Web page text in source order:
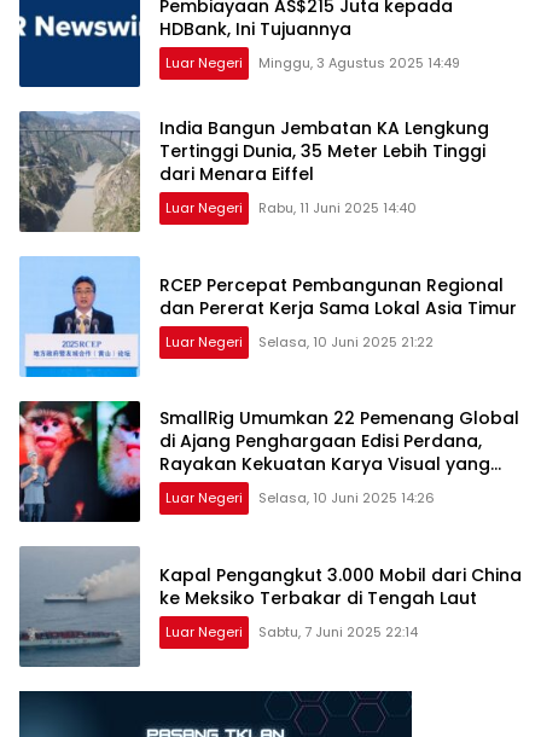
Pembiayaan AS$215 Juta kepada
HDBank, Ini Tujuannya
Luar Negeri Minggu, 3 Agustus 2025 14:49
India Bangun Jembatan KA Lengkung
Tertinggi Dunia, 35 Meter Lebih Tinggi
dari Menara Eiffel
Luar Negeri Rabu, 11 Juni 2025 14:40
RCEP Percepat Pembangunan Regional
dan Pererat Kerja Sama Lokal Asia Timur
Luar Negeri Selasa, 10 Juni 2025 21:22
SmallRig Umumkan 22 Pemenang Global
di Ajang Penghargaan Edisi Perdana,
Rayakan Kekuatan Karya Visual yang
Menginspirasi Dunia
Luar Negeri Selasa, 10 Juni 2025 14:26
Kapal Pengangkut 3.000 Mobil dari China
ke Meksiko Terbakar di Tengah Laut
Luar Negeri Sabtu, 7 Juni 2025 22:14